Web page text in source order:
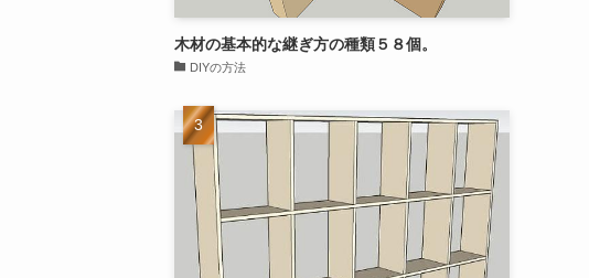
木材の基本的な継ぎ方の種類５８個。
DIYの方法